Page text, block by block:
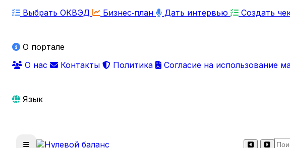
Выбрать ОКВЭД
Бизнес‑план Дать интервью Создать
О портале
О нас
Контакты Политика Согласие на использование
Язык